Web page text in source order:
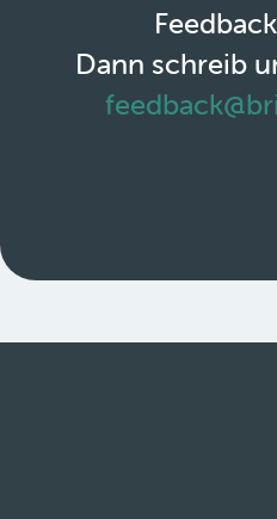
Dann schreib